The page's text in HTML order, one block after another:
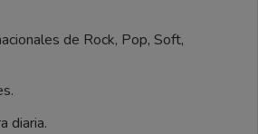
de Rock, Pop, Soft,
diaria.